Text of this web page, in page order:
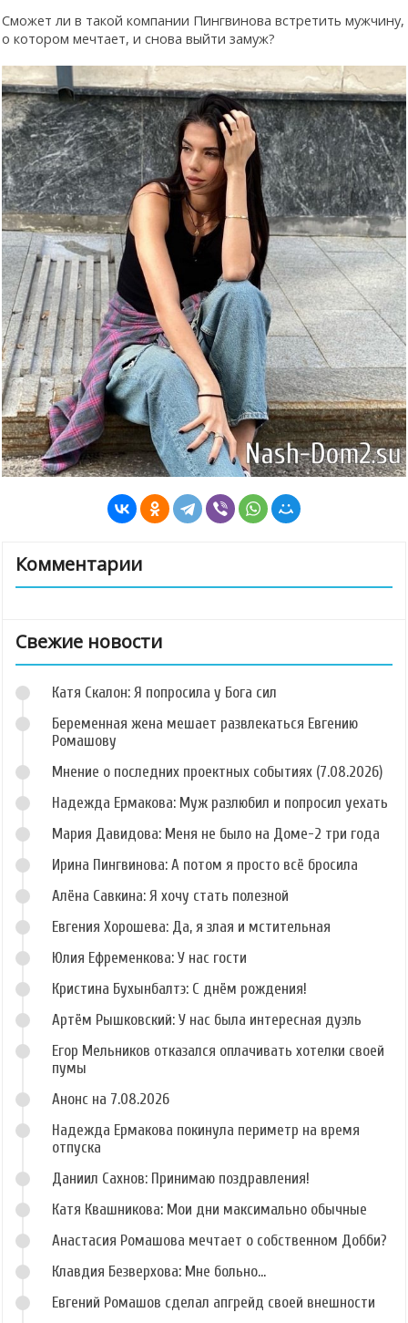
Сможет ли в такой компании Пингвинова встретить мужчину,
о котором мечтает, и снова выйти замуж?
Комментарии
Свежие новости
Катя Скалон: Я попросила у Бога сил
Беременная жена мешает развлекаться Евгению
Ромашову
Мнение о последних проектных событиях (7.08.2026)
Надежда Ермакова: Муж разлюбил и попросил уехать
Мария Давидова: Меня не было на Доме-2 три года
Ирина Пингвинова: А потом я просто всё бросила
Алёна Савкина: Я хочу стать полезной
Евгения Хорошева: Да, я злая и мстительная
Юлия Ефременкова: У нас гости
Кристина Бухынбалтэ: С днём рождения!
Артём Рышковский: У нас была интересная дуэль
Егор Мельников отказался оплачивать хотелки своей
пумы
Анонс на 7.08.2026
Надежда Ермакова покинула периметр на время
отпуска
Даниил Сахнов: Принимаю поздравления!
Катя Квашникова: Мои дни максимально обычные
Анастасия Ромашова мечтает о собственном Добби?
Клавдия Безверхова: Мне больно...
Евгений Ромашов сделал апгрейд своей внешности